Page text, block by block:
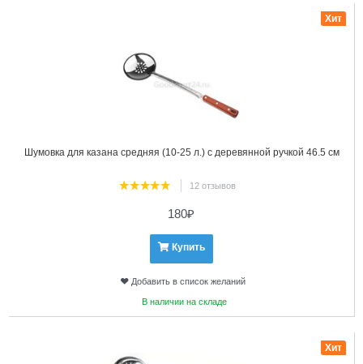
Шумовка для казана средняя (10-25 л.) с деревянной ручкой 46.5 см
12 отзывов
Хит
180₽
Купить
Добавить в список желаний
В наличии на складе
Хит